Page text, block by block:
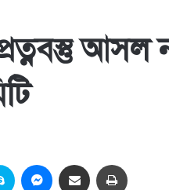
আসল
Skype MessengerShare via Email